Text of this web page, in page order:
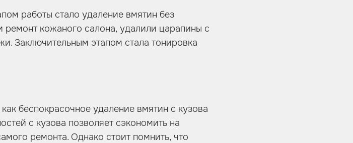
работы стало удаление вмятин без
кожаного салона, удалили царапины с
Заключительным этапом стала тонировка
беспокрасочное удаление вмятин с кузова
с кузова позволяет сэкономить на
ремонта. Однако стоит помнить, что